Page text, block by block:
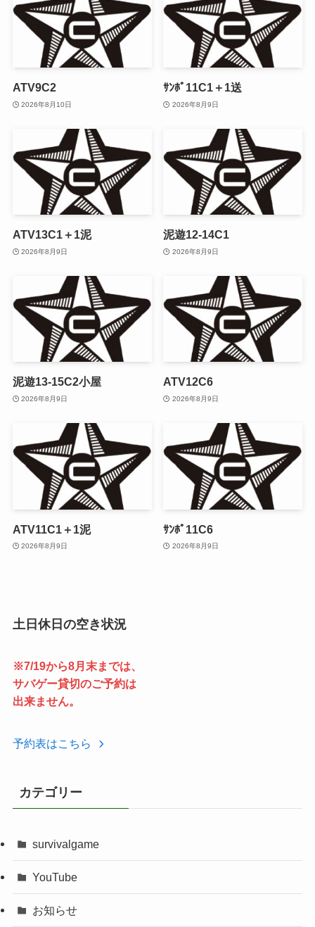
ATV9C2
2026年8月10日
ｻﾝﾎﾟ11C1＋1送
2026年8月9日
ATV13C1＋1泥
2026年8月9日
泥遊12-14C1
2026年8月9日
泥遊13-15C2小屋
2026年8月9日
ATV12C6
2026年8月9日
ATV11C1＋1泥
2026年8月9日
ｻﾝﾎﾟ11C6
2026年8月9日
土日休日の空き状況
※7/19から8月末までは、
サバゲー貸切のご予約は
出来ません。
予約表はこちら
カテゴリー
survivalgame
YouTube
お知らせ